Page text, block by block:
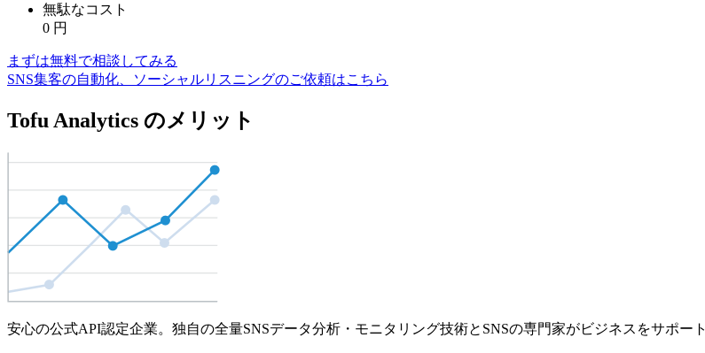
無駄なコスト
0 円
まずは無料で相談してみる
SNS集客の自動化、ソーシャルリスニングのご依頼はこちら
Tofu Analytics のメリット
安心の公式API認定企業。独自の全量SNSデータ分析・モニタリング技術とSNSの専門家がビジネスをサポート